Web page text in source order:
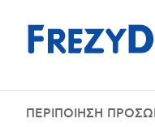
ΠΕΡΙΠΟΙΗΣΗ